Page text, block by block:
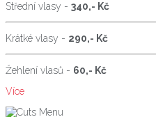
Střední vlasy - 340,- Kč
Krátké vlasy - 290,- Kč
Žehlení vlasů - 60,- Kč
Více